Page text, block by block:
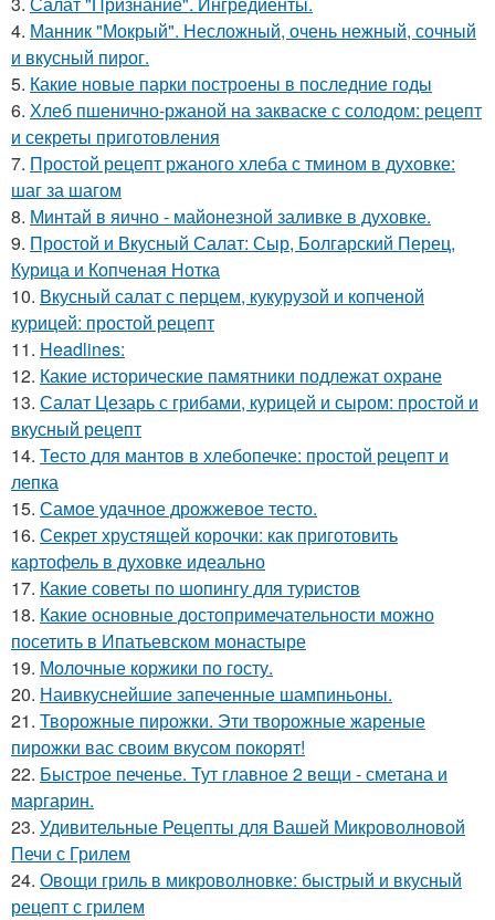
4. Манник "Мокрый". Несложный, очень нежный, сочный
и вкусный пирог.
5. Какие новые парки построены в последние годы
6. Хлеб пшенично-ржаной на закваске с солодом: рецепт
и секреты приготовления
7. Простой рецепт ржаного хлеба с тмином в духовке:
шаг за шагом
8. Минтай в яично - майонезной заливке в духовке.
9. Простой и Вкусный Салат: Сыр, Болгарский Перец,
Курица и Копченая Нотка
10. Вкусный салат с перцем, кукурузой и копченой
курицей: простой рецепт
11. Headlines:
12. Какие исторические памятники подлежат охране
13. Салат Цезарь с грибами, курицей и сыром: простой и
вкусный рецепт
14. Тесто для мантов в хлебопечке: простой рецепт и
лепка
15. Самое удачное дрожжевое тесто.
16. Секрет хрустящей корочки: как приготовить
картофель в духовке идеально
17. Какие советы по шопингу для туристов
18. Какие основные достопримечательности можно
посетить в Ипатьевском монастыре
19. Молочные коржики по госту.
20. Наивкуснейшие запеченные шампиньоны.
21. Творожные пирожки. Эти творожные жареные
пирожки вас своим вкусом покорят!
22. Быстрое печенье. Тут главное 2 вещи - сметана и
маргарин.
23. Удивительные Рецепты для Вашей Микроволновой
Печи с Грилем
24. Овощи гриль в микроволновке: быстрый и вкусный
рецепт с грилем